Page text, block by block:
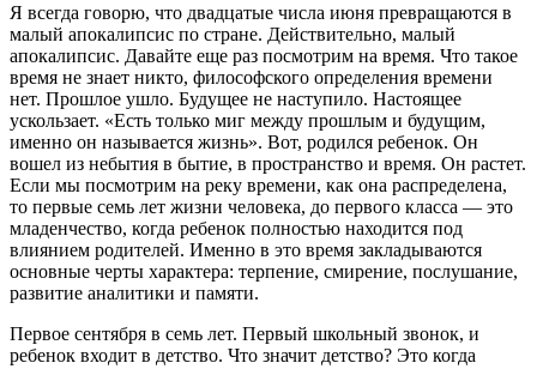
Я всегда говорю, что двадцатые числа июня превращаются в
малый апокалипсис по стране. Действительно, малый
апокалипсис. Давайте еще раз посмотрим на время. Что такое
время не знает никто, философского определения времени
нет. Прошлое ушло. Будущее не наступило. Настоящее
ускользает. «Есть только миг между прошлым и будущим,
именно он называется жизнь». Вот, родился ребенок. Он
вошел из небытия в бытие, в пространство и время. Он растет.
Если мы посмотрим на реку времени, как она распределена,
то первые семь лет жизни человека, до первого класса — это
младенчество, когда ребенок полностью находится под
влиянием родителей. Именно в это время закладываются
основные черты характера: терпение, смирение, послушание,
развитие аналитики и памяти.
Первое сентября в семь лет. Первый школьный звонок, и
ребенок входит в детство. Что значит детство? Это когда